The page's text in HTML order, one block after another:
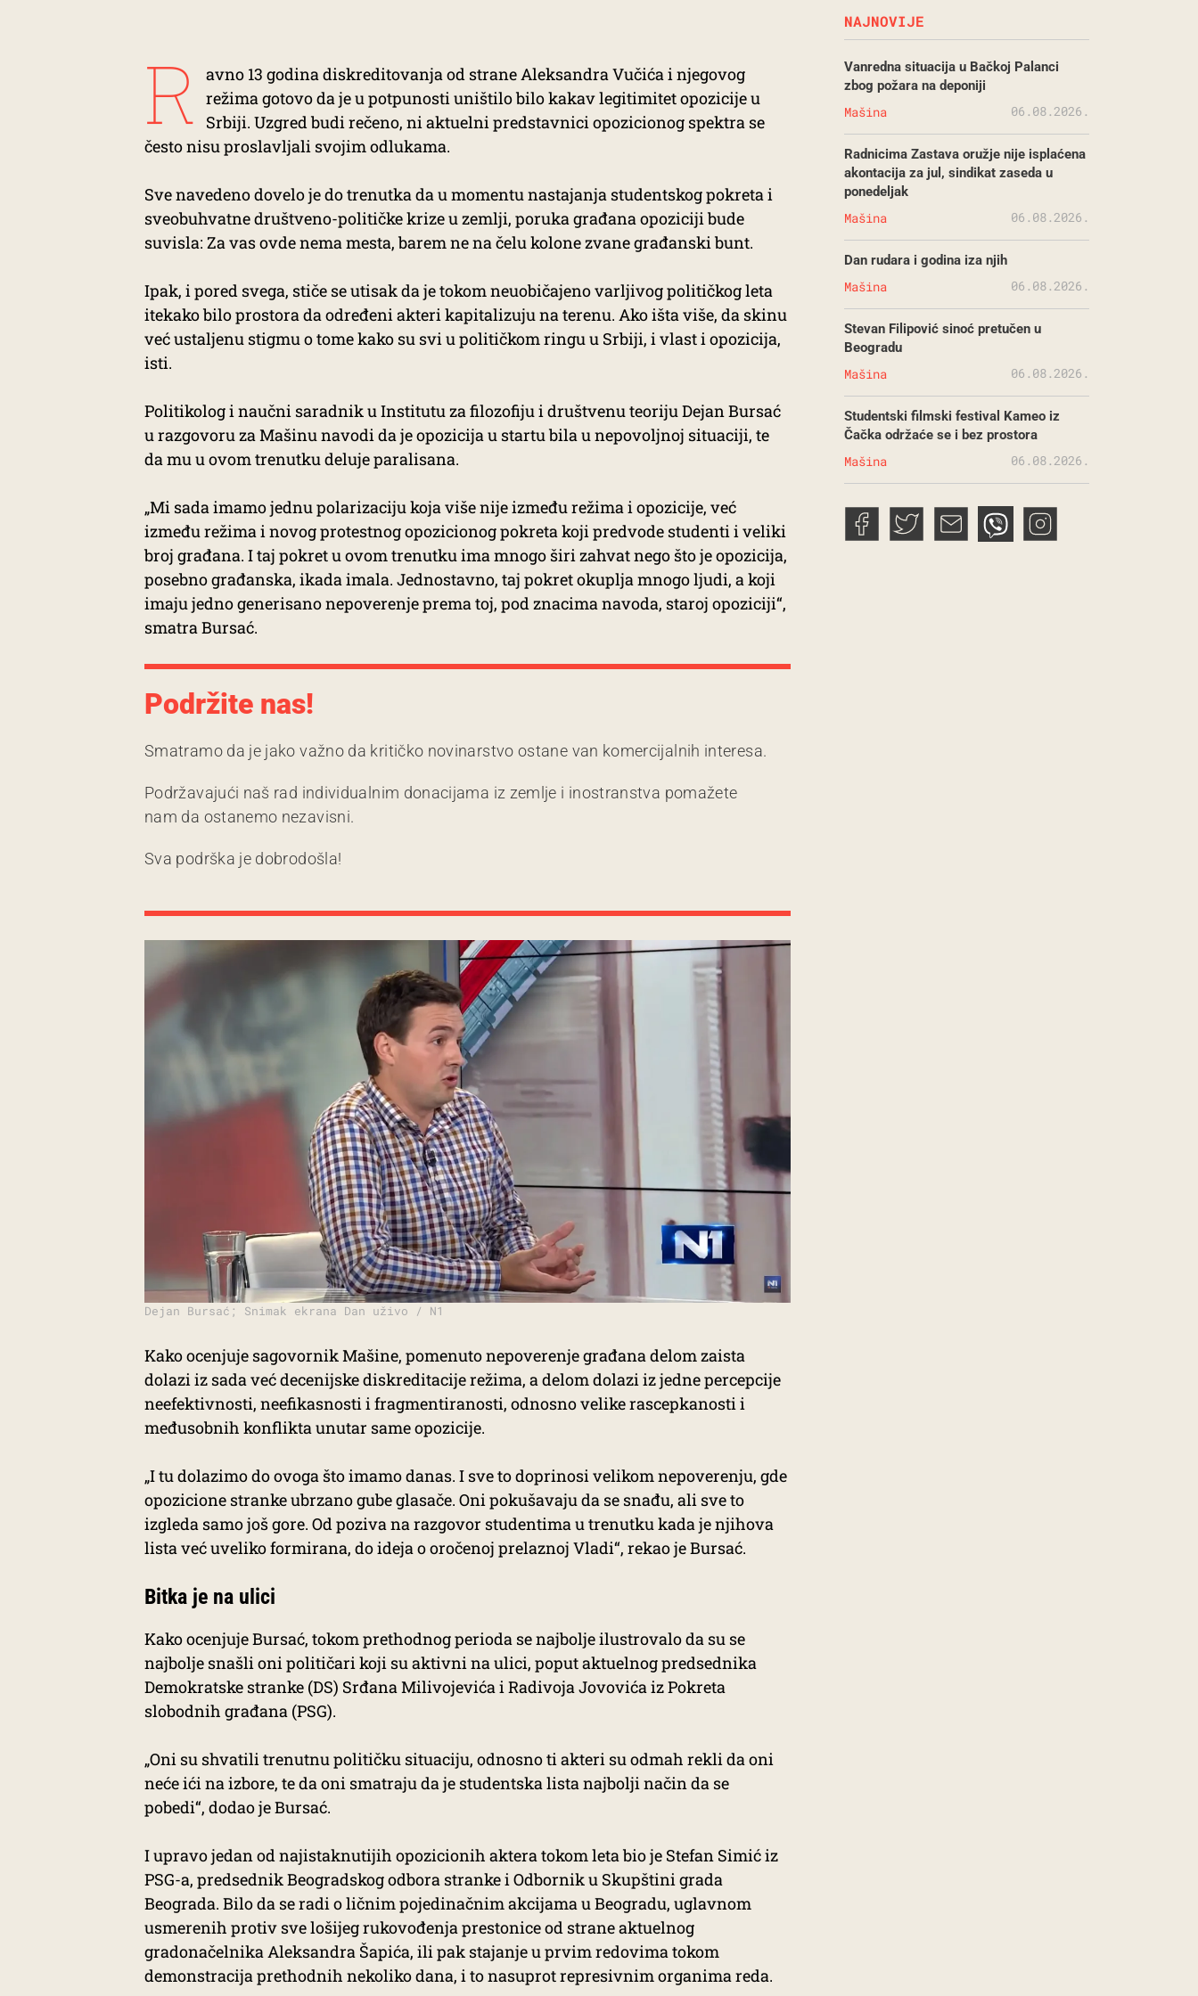
R avno 13 godina diskreditovanja od strane Aleksandra Vučića i njegovog
režima gotovo da je u potpunosti uništilo bilo kakav legitimitet opozicije u
Srbiji. Uzgred budi rečeno, ni aktuelni predstavnici opozicionog spektra se
često nisu proslavljali svojim odlukama.
Sve navedeno dovelo je do trenutka da u momentu nastajanja studentskog pokreta i
sveobuhvatne društveno-političke krize u zemlji, poruka građana opoziciji bude
suvisla: Za vas ovde nema mesta, barem ne na čelu kolone zvane građanski bunt.
Ipak, i pored svega, stiče se utisak da je tokom neuobičajeno varljivog političkog leta
itekako bilo prostora da određeni akteri kapitalizuju na terenu. Ako išta više, da skinu
već ustaljenu stigmu o tome kako su svi u političkom ringu u Srbiji, i vlast i opozicija,
isti.
Politikolog i naučni saradnik u Institutu za filozofiju i društvenu teoriju Dejan Bursać
u razgovoru za Mašinu navodi da je opozicija u startu bila u nepovoljnoj situaciji, te
da mu u ovom trenutku deluje paralisana.
„Mi sada imamo jednu polarizaciju koja više nije između režima i opozicije, već
između režima i novog protestnog opozicionog pokreta koji predvode studenti i veliki
broj građana. I taj pokret u ovom trenutku ima mnogo širi zahvat nego što je opozicija,
posebno građanska, ikada imala. Jednostavno, taj pokret okuplja mnogo ljudi, a koji
imaju jedno generisano nepoverenje prema toj, pod znacima navoda, staroj opoziciji“,
smatra Bursać.
Podržite nas!
Smatramo da je jako važno da kritičko novinarstvo ostane van komercijalnih interesa.
Podržavajući naš rad individualnim donacijama iz zemlje i inostranstva pomažete
nam da ostanemo nezavisni.
Sva podrška je dobrodošla!
Dejan Bursać; Snimak ekrana Dan uživo / N1
Kako ocenjuje sagovornik Mašine, pomenuto nepoverenje građana delom zaista
dolazi iz sada već decenijske diskreditacije režima, a delom dolazi iz jedne percepcije
neefektivnosti, neefikasnosti i fragmentiranosti, odnosno velike rascepkanosti i
međusobnih konflikta unutar same opozicije.
„I tu dolazimo do ovoga što imamo danas. I sve to doprinosi velikom nepoverenju, gde
opozicione stranke ubrzano gube glasače. Oni pokušavaju da se snađu, ali sve to
izgleda samo još gore. Od poziva na razgovor studentima u trenutku kada je njihova
lista već uveliko formirana, do ideja o oročenoj prelaznoj Vladi“, rekao je Bursać.
Bitka je na ulici
Kako ocenjuje Bursać, tokom prethodnog perioda se najbolje ilustrovalo da su se
najbolje snašli oni političari koji su aktivni na ulici, poput aktuelnog predsednika
Demokratske stranke (DS) Srđana Milivojevića i Radivoja Jovovića iz Pokreta
slobodnih građana (PSG).
„Oni su shvatili trenutnu političku situaciju, odnosno ti akteri su odmah rekli da oni
neće ići na izbore, te da oni smatraju da je studentska lista najbolji način da se
pobedi“, dodao je Bursać.
I upravo jedan od najistaknutijih opozicionih aktera tokom leta bio je Stefan Simić iz
PSG-a, predsednik Beogradskog odbora stranke i Odbornik u Skupštini grada
Beograda. Bilo da se radi o ličnim pojedinačnim akcijama u Beogradu, uglavnom
usmerenih protiv sve lošijeg rukovođenja prestonice od strane aktuelnog
gradonačelnika Aleksandra Šapića, ili pak stajanje u prvim redovima tokom
demonstracija prethodnih nekoliko dana, i to nasuprot represivnim organima reda.
NAJNOVIJE
Vanredna situacija u Bačkoj Palanci
zbog požara na deponiji
Mašina 06.08.2026.
Radnicima Zastava oružje nije isplaćena
akontacija za jul, sindikat zaseda u
ponedeljak
Mašina 06.08.2026.
Dan rudara i godina iza njih
Mašina 06.08.2026.
Stevan Filipović sinoć pretučen u
Beogradu
Mašina 06.08.2026.
Studentski filmski festival Kameo iz
Čačka održaće se i bez prostora
Mašina 06.08.2026.